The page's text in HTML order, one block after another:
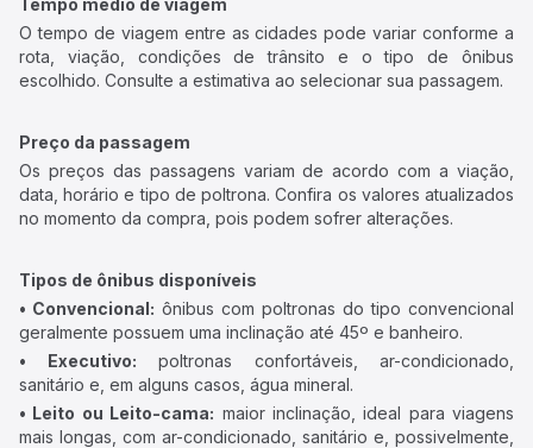
Tempo médio de viagem
O tempo de viagem entre as cidades pode variar conforme a
rota, viação, condições de trânsito e o tipo de ônibus
escolhido. Consulte a estimativa ao selecionar sua passagem.
Preço da passagem
Os preços das passagens variam de acordo com a viação,
data, horário e tipo de poltrona. Confira os valores atualizados
no momento da compra, pois podem sofrer alterações.
Tipos de ônibus disponíveis
• Convencional: ônibus com poltronas do tipo convencional
geralmente possuem uma inclinação até 45º e banheiro.
• Executivo: poltronas confortáveis, ar-condicionado,
sanitário e, em alguns casos, água mineral.
• Leito ou Leito-cama: maior inclinação, ideal para viagens
mais longas, com ar-condicionado, sanitário e, possivelmente,